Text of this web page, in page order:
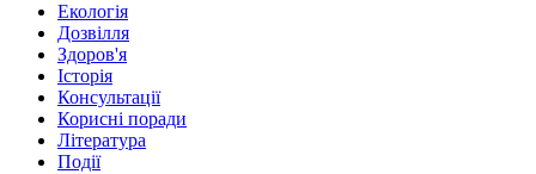
Екологія
Дозвілля
Здоров'я
Історія
Консультації
Корисні поради
Література
Події